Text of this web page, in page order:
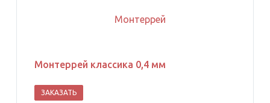
Монтеррей классика 0,4 мм
ЗАКАЗАТЬ